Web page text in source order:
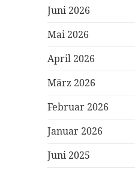
Juni 2026
Mai 2026
April 2026
März 2026
Februar 2026
Januar 2026
Juni 2025